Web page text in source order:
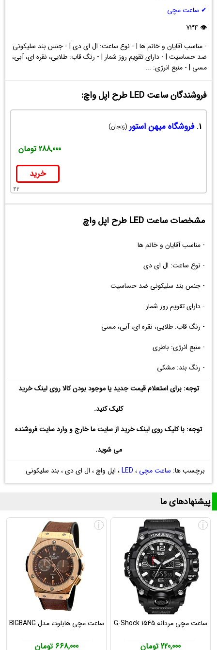
اپل
واچ
✔ ساعت مچی
👁 734
- مناسب آقایان و خانم ها | - نوع ساعت: ال ای دی | - جنس بند سلیکونی
ضد حساسیت | - دارای تقویم روز شمار | - رنگ قاب: طلایی، نقره ای، آبی،
مسی | - منبع انرژی: ...
فروشندگان ساعت LED طرح اپل واچ:
1. فروشگاه میهن استور (زنجان)
288,000 تومان
خرید
42
مشخصات ساعت LED طرح اپل واچ
- مناسب آقایان و خانم ها
- نوع ساعت: ال ای دی
- جنس بند سلیکونی ضد حساسیت
- دارای تقویم روز شمار
- رنگ قاب: طلایی، نقره ای، آبی، مسی
- منبع انرژی: باطری
- رنگ بند: مشکی
توجه: برای استعلام قیمت جدید یا موجود بودن کالا روی لینک خرید
کلیک کنید.
توجه: با کلیک روی لینک خرید از سایت ما خارج و وارد سایت فروشنده
می شوید.
برچسب ها: ساعت مچی ، LED، اپل واچ ، ال ای دی ، بند سلیکونی
پیشنهادهای ما
ساعت مچی مردانه G-Shock 1545
220,000 تومان
i
ساعت مچی هابلوت مدل BIGBANG
668,000 تومان
i